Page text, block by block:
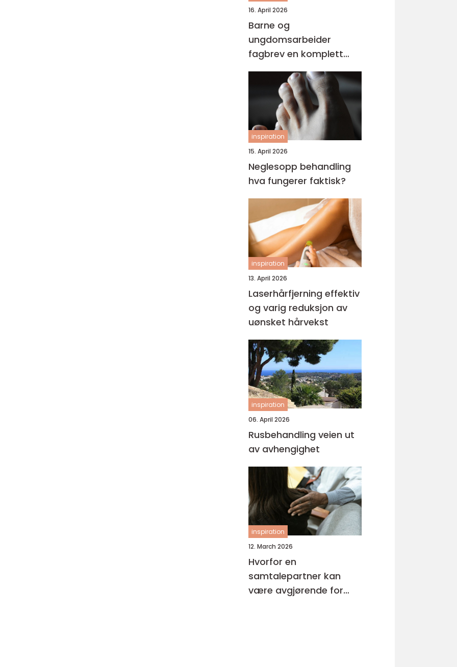
16. April 2026
Barne og
ungdomsarbeider
fagbrev en komplett
guide for voksne
inspiration
15. April 2026
Neglesopp behandling
hva fungerer faktisk?
inspiration
13. April 2026
Laserhårfjerning effektiv
og varig reduksjon av
uønsket hårvekst
inspiration
06. April 2026
Rusbehandling veien ut
av avhengighet
inspiration
12. March 2026
Hvorfor en
samtalepartner kan
være avgjørende for